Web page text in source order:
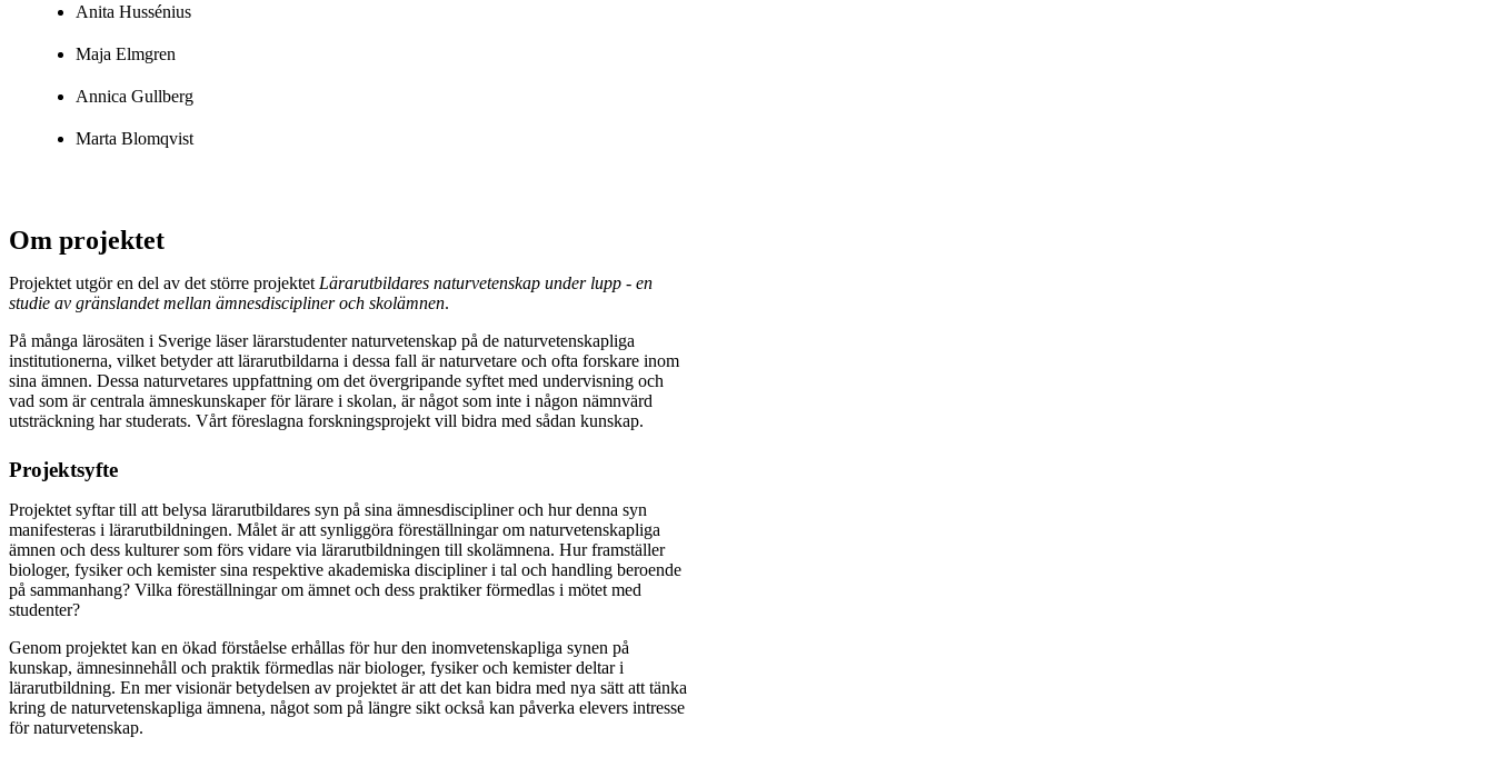
Anita Hussénius
Maja Elmgren
Annica Gullberg
Marta Blomqvist
Om projektet
Projektet utgör en del av det större projektet Lärarutbildares naturvetenskap under lupp - en
studie av gränslandet mellan ämnesdiscipliner och skolämnen.
På många lärosäten i Sverige läser lärarstudenter naturvetenskap på de naturvetenskapliga
institutionerna, vilket betyder att lärarutbildarna i dessa fall är naturvetare och ofta forskare inom
sina ämnen. Dessa naturvetares uppfattning om det övergripande syftet med undervisning och
vad som är centrala ämneskunskaper för lärare i skolan, är något som inte i någon nämnvärd
utsträckning har studerats. Vårt föreslagna forskningsprojekt vill bidra med sådan kunskap.
Projektsyfte
Projektet syftar till att belysa lärarutbildares syn på sina ämnesdiscipliner och hur denna syn
manifesteras i lärarutbildningen. Målet är att synliggöra föreställningar om naturvetenskapliga
ämnen och dess kulturer som förs vidare via lärarutbildningen till skolämnena. Hur framställer
biologer, fysiker och kemister sina respektive akademiska discipliner i tal och handling beroende
på sammanhang? Vilka föreställningar om ämnet och dess praktiker förmedlas i mötet med
studenter?
Genom projektet kan en ökad förståelse erhållas för hur den inomvetenskapliga synen på
kunskap, ämnesinnehåll och praktik förmedlas när biologer, fysiker och kemister deltar i
lärarutbildning. En mer visionär betydelsen av projektet är att det kan bidra med nya sätt att tänka
kring de naturvetenskapliga ämnena, något som på längre sikt också kan påverka elevers intresse
för naturvetenskap.